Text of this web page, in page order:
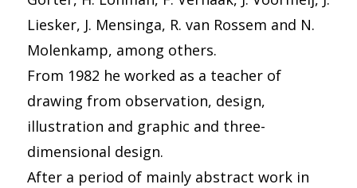
Liesker, J. Mensinga, R. van Rossem and N.
Molenkamp, ​​among others.
From 1982 he worked as a teacher of
drawing from observation, design,
illustration and graphic and three-
dimensional design.
After a period of mainly abstract work in